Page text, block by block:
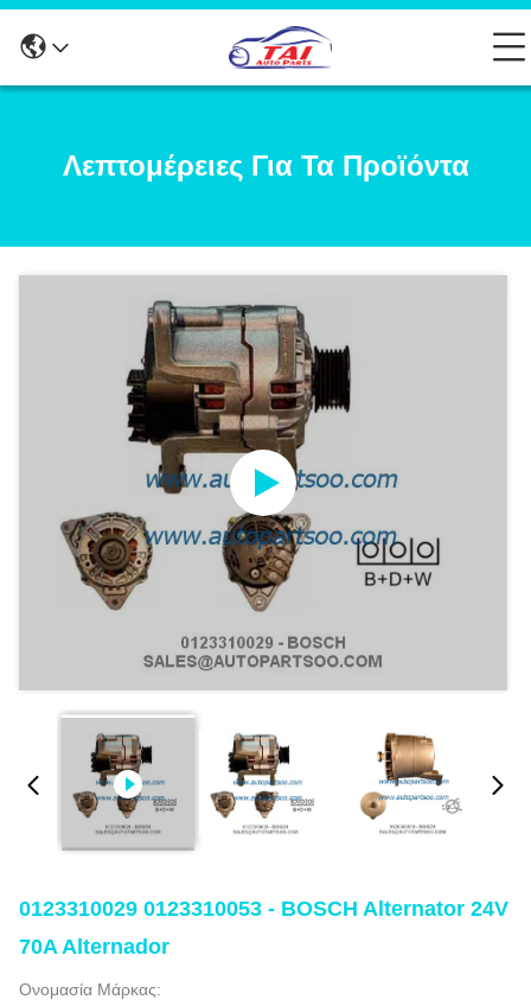
Λεπτομέρειες Για Τα Προϊόντα
0123310029 0123310053 - BOSCH Alternator 24V
70A Alternador
Ονομασία Μάρκας: